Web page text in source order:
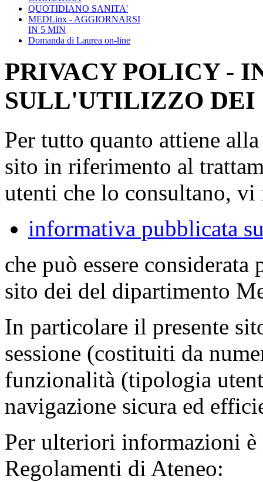
QUOTIDIANO SANITA'
MEDLinx - AGGIORNARSI
IN 5 MIN
Domanda di Laurea on-line
PRIVACY POLICY -
SULL'UTILIZZO DEI
Per tutto quanto attiene
sito in riferimento al
utenti che lo consultano,
informativa pubblicata
che può essere
sito dei del dipartimento
In particolare il presente
sessione (costituiti da
funzionalità (tipologia
navigazione sicura ed
Per ulteriori informazioni è
Regolamenti di Ateneo: